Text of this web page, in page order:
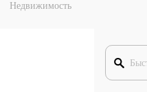
Недвижимость